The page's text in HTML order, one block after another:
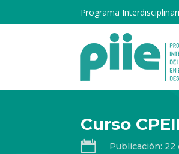
Programa
Curso

Publicación: